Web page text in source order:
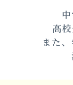
高
また